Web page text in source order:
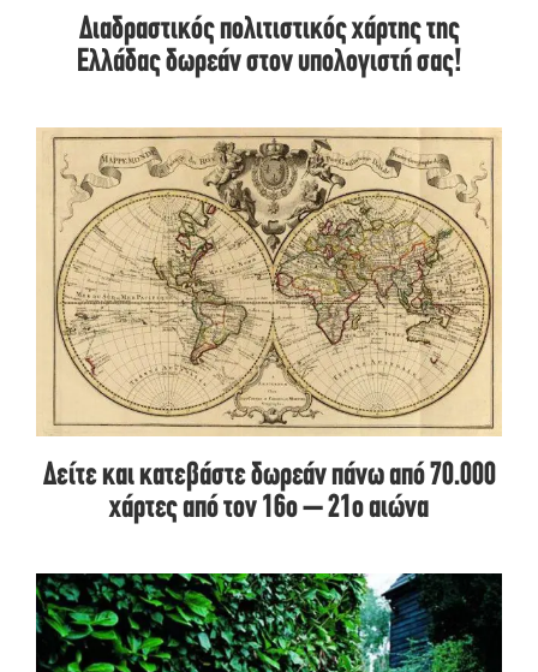
Διαδραστικός πολιτιστικός χάρτης της
Ελλάδας δωρεάν στον υπολογιστή σας!
Δείτε και κατεβάστε δωρεάν πάνω από 70.000
χάρτες από τον 16ο – 21ο αιώνα